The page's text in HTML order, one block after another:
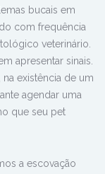
bucais em
com frequência
veterinário.
apresentar sinais.
existência de um
agendar uma
que seu pet
a escovação